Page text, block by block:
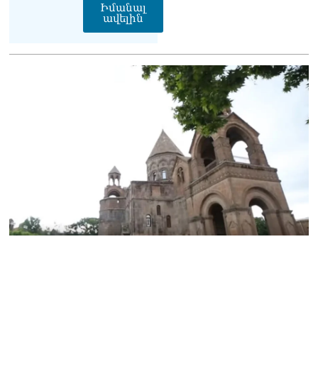
Իմանալ
ավելին
«Ժողովուրդ». Աղվան
Վարդանյանը մեկուսացած
է խմբակցությունից
08.08.2026
«Հրապարակ». Հեռացող
պատգամավորների
հաշվին 5 մլն դրամ գումար
է փոխանցվել
08.08.2026
ՏԵՍԱՆՅՈւԹ․ Աժ-ն ձերը չէ,
ասոցացիան, թե ձեր մոտ
ԱԺ փոխնախագահ պետք է